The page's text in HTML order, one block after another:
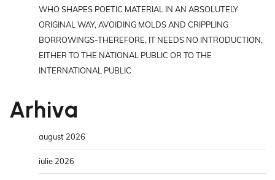
WHO SHAPES POETIC MATERIAL IN AN ABSOLUTELY
ORIGINAL WAY, AVOIDING MOLDS AND CRIPPLING
BORROWINGS-THEREFORE, IT NEEDS NO INTRODUCTION,
EITHER TO THE NATIONAL PUBLIC OR TO THE
INTERNATIONAL PUBLIC
Arhiva
august 2026
iulie 2026